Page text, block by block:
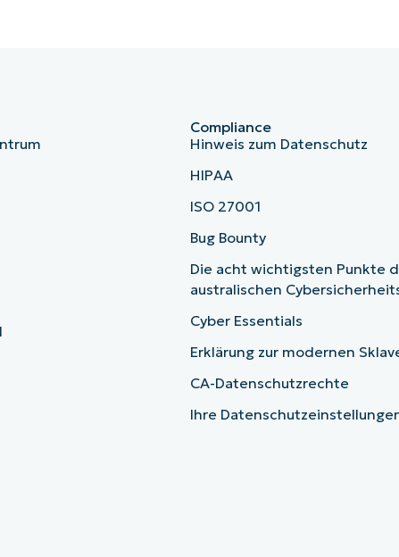
Compliance
Hinweis zum Datenschutz
HIPAA
ISO 27001
Bug Bounty
Die acht wichtigsten Punkte
australischen
Cyber Essentials
Erklärung zur modernen
CA-Datenschutzrechte
Ihre